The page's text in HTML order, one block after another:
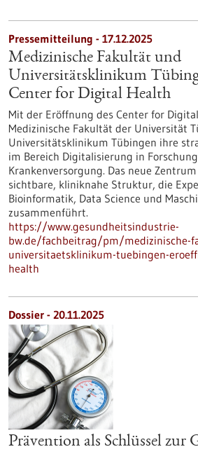
Pressemitteilung - 17.12.2025
Medizinische Fakultät und
Universitätsklinikum
Center for Digital Health
Mit der Eröffnung des Center for
Medizinische Fakultät der Universität
Universitätsklinikum Tübingen ihre
im Bereich Digitalisierung in
Krankenversorgung. Das neue
sichtbare, kliniknahe Struktur, die
Bioinformatik, Data Science und
zusammenführt.
https://www.gesundheitsindustrie-
bw.de/fachbeitrag/pm/medizinische-
universitaetsklinikum-tuebingen-
health
Dossier - 20.11.2025
Prävention als Schlüssel zur